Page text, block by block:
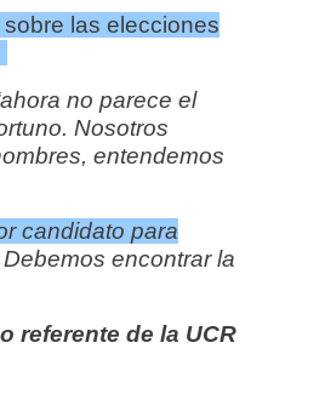
las elecciones
no parece el
Nosotros
entendemos
candidato para
encontrar la
referente de la UCR